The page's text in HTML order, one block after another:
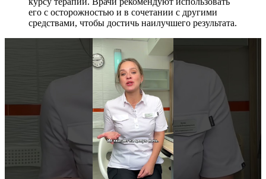
его с осторожностью и в сочетании с другими
средствами, чтобы достичь наилучшего результата.